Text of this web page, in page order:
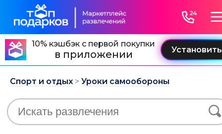
10% кэшбэк с первой покупки
в приложении
Спорт и отдых > Уроки самообороны